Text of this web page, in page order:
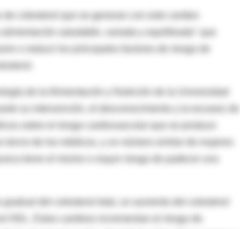
colesterol que se generan con este cambio
saludable, variada y equilibrada" que
o reducir los principales factores de riesgo de
de la Alimentación y Nutrición de la Universidad
sobre el riesgo cardiovascular que se produce
de los médicos, y un número similar de mujeres
tiene el mismo o mayor riesgo de padecer una
HDL. Estos cambios incrementan el riesgo de